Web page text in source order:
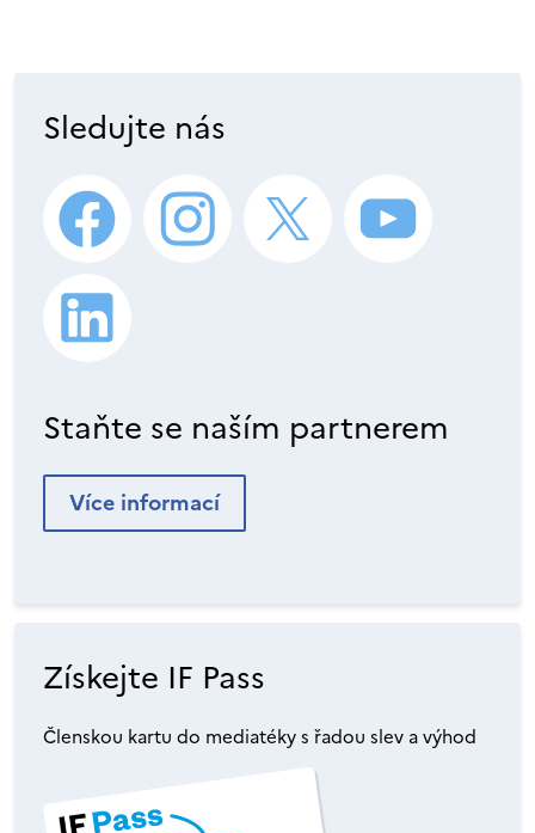
Sledujte nás
Staňte se naším partnerem
Více informací
Získejte IF Pass
Členskou kartu do mediatéky s řadou slev a výhod